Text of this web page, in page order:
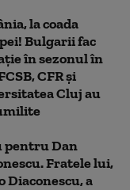
la coada
Bulgarii fac
în sezonul în
CFR și
Cluj au
pentru Dan
Fratele lui,
Diaconescu, a